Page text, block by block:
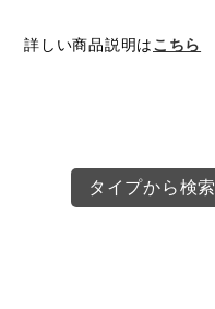
詳しい商品説明はこちら
タイプから検索